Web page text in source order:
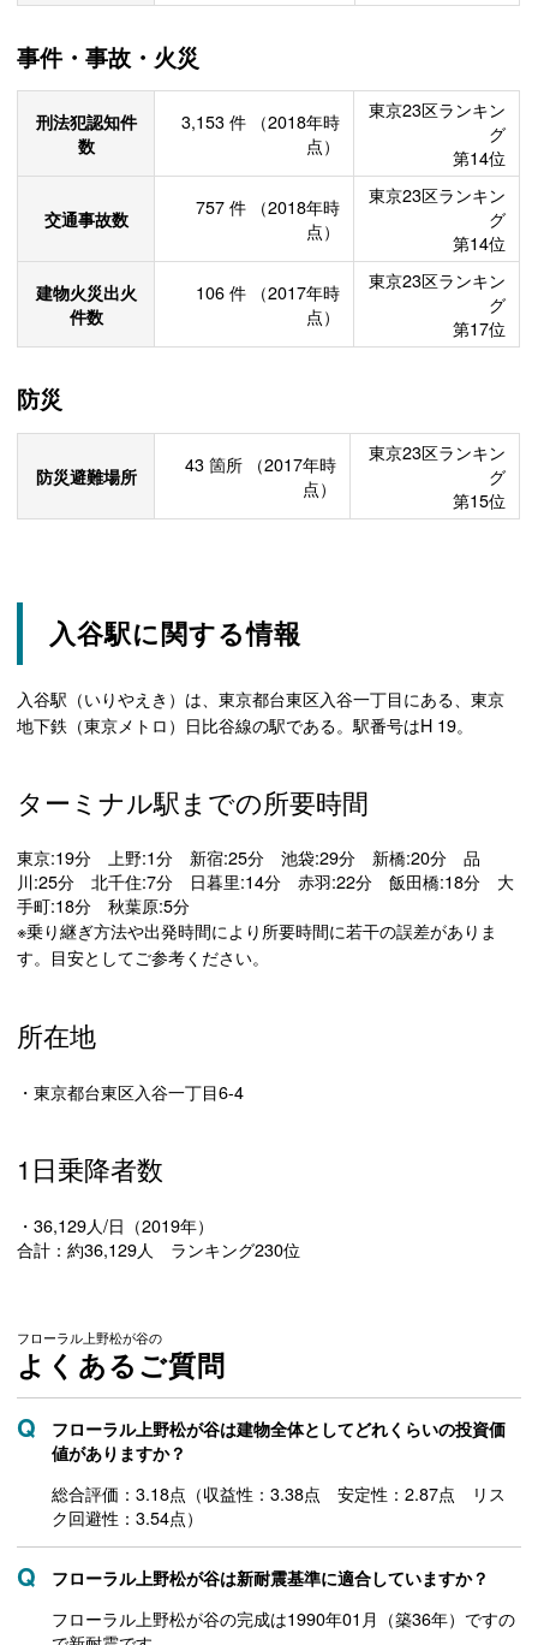
事件・事故・火災
刑法犯認知件
数
3,153 件
（2018年時
点）
東京23区ランキン
グ
第14位
交通事故数 757 件
（2018年時
点）
東京23区ランキン
グ
第14位
建物火災出火
件数
106 件
（2017年時
点）
東京23区ランキン
グ
第17位
防災
防災避難場所 43 箇所
（2017年時
点）
東京23区ランキン
グ
第15位
入谷駅に関する情報
入谷駅（いりやえき）は、東京都台東区入谷一丁目にある、東京
地下鉄（東京メトロ）日比谷線の駅である。駅番号はH 19。
ターミナル駅までの所要時間
東京:19分 上野:1分 新宿:25分 池袋:29分 新橋:20分 品
川:25分 北千住:7分 日暮里:14分 赤羽:22分 飯田橋:18分 大
手町:18分 秋葉原:5分
※乗り継ぎ方法や出発時間により所要時間に若干の誤差がありま
す。目安としてご参考ください。
所在地
・東京都台東区入谷一丁目6-4
1日乗降者数
・36,129人/日（2019年）
合計：約36,129人 ランキング230位
フローラル上野松が谷の
よくあるご質問
フローラル上野松が谷は建物全体としてどれくらいの投資価
値がありますか？
総合評価：3.18点（収益性：3.38点 安定性：2.87点 リス
ク回避性：3.54点）
フローラル上野松が谷は新耐震基準に適合していますか？
フローラル上野松が谷の完成は1990年01月（築36年）ですの